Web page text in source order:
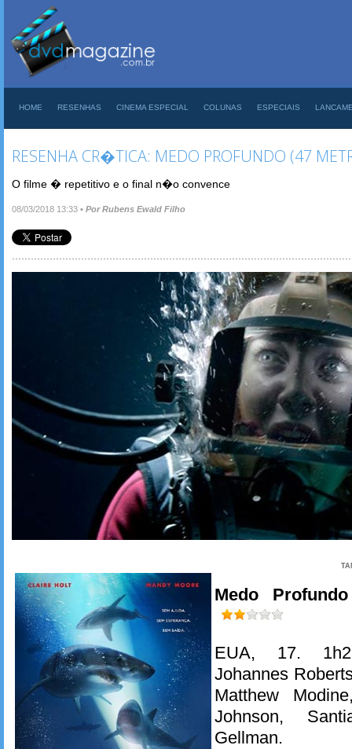
HOME RESENHAS CINEMA ESPECIAL COLUNAS ESPECIAIS
RESENHA CR�TICA: MEDO PROFUNDO (47
O filme � repetitivo e o final n�o convence
08/03/2018 13:33 • Por Rubens Ewald Filho
Medo Profundo
EUA, 17.
Johannes
Matthew
Johnson,
Gellman.